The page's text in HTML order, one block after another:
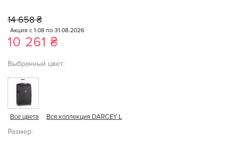
14 658 ₴
Акция с 1.08 по 31.08.2026
10 261 ₴
Выбранный цвет:
Все цвета Вся коллекция DARCEY L
Размер: